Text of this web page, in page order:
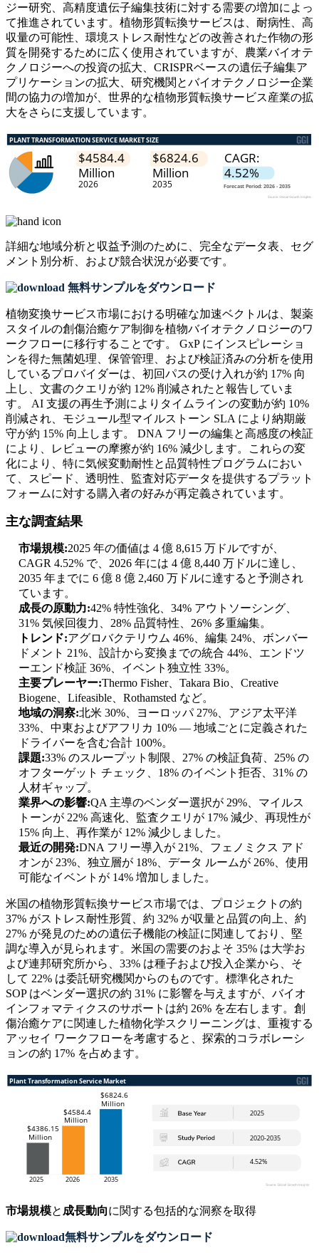
ジー研究、高精度遺伝子編集技術に対する需要の増加によっ
て推進されています。植物形質転換サービスは、耐病性、高
収量の可能性、環境ストレス耐性などの改善された作物の形
質を開発するために広く使用されていますが、農業バイオテ
クノロジーへの投資の拡大、CRISPRベースの遺伝子編集ア
プリケーションの拡大、研究機関とバイオテクノロジー企業
間の協力の増加が、世界的な植物形質転換サービス産業の拡
大をさらに支援しています。
詳細な地域分析と収益予測のために、 完全なデータ表、セグ
メント別分析、および競合状況が必要です。
無料サンプルをダウンロード
植物変換サービス市場における明確な加速ベクトルは、製薬
スタイルの創傷治癒ケア制御を植物バイオテクノロジーのワ
ークフローに移行することです。 GxP にインスピレーショ
ンを得た無菌処理、保管管理、および検証済みの分析を使用
しているプロバイダーは、初回パスの受け入れが約 17% 向
上し、文書のクエリが約 12% 削減されたと報告していま
す。 AI 支援の再生予測によりタイムラインの変動が約 10%
削減され、モジュール型マイルストーン SLA により納期厳
守が約 15% 向上します。 DNA フリーの編集と高感度の検証
により、レビューの摩擦が約 16% 減少します。これらの変
化により、特に気候変動耐性と品質特性プログラムにおい
て、スピード、透明性、監査対応データを提供するプラット
フォームに対する購入者の好みが再定義されています。
主な調査結果
市場規模:2025 年の価値は 4 億 8,615 万ドルですが、
CAGR 4.52% で、2026 年には 4 億 8,440 万ドルに達し、
2035 年までに 6 億 8 億 2,460 万ドルに達すると予測され
ています。
成長の原動力:42% 特性強化、34% アウトソーシング、
31% 気候回復力、28% 品質特性、26% 多重編集。
トレンド:アグロバクテリウム 46%、編集 24%、ボンバー
ドメント 21%、設計から変換までの統合 44%、エンドツ
ーエンド検証 36%、イベント独立性 33%。
主要プレーヤー:Thermo Fisher、Takara Bio、Creative
Biogene、Lifeasible、Rothamsted など。
地域の洞察:北米 30%、ヨーロッパ 27%、アジア太平洋
33%、中東およびアフリカ 10% — 地域ごとに定義された
ドライバーを含む合計 100%。
課題:33% のスループット制限、27% の検証負荷、25% の
オフターゲット チェック、18% のイベント拒否、31% の
人材ギャップ。
業界への影響:QA 主導のベンダー選択が 29%、マイルス
トーンが 22% 高速化、監査クエリが 17% 減少、再現性が
15% 向上、再作業が 12% 減少しました。
最近の開発:DNA フリー導入が 21%、フェノミクス アド
オンが 23%、独立層が 18%、データ ルームが 26%、使用
可能なイベントが 14% 増加しました。
米国の植物形質転換サービス市場では、プロジェクトの約
37% がストレス耐性形質、約 32% が収量と品質の向上、約
27% が発見のための遺伝子機能の検証に関連しており、堅
調な導入が見られます。米国の需要のおよそ 35% は大学お
よび連邦研究所から、33% は種子および投入企業から、そ
して 22% は委託研究機関からのものです。標準化された
SOP はベンダー選択の約 31% に影響を与えますが、バイオ
インフォマティクスのサポートは約 26% を左右します。創
傷治癒ケアに関連した植物化学スクリーニングは、重複する
アッセイ ワークフローを考慮すると、探索的コラボレーシ
ョンの約 17% を占めます。
市場規模と成長動向に関する包括的な洞察を取得
無料サンプルをダウンロード